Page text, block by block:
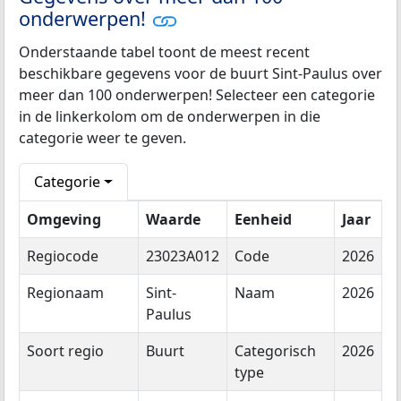
onderwerpen!
Onderstaande tabel toont de meest recent
beschikbare gegevens voor de buurt Sint-Paulus over
meer dan 100 onderwerpen! Selecteer een categorie
in de linkerkolom om de onderwerpen in die
categorie weer te geven.
Categorie
Omgeving
Waarde Eenheid
Jaar
Regiocode
23023A012 Code
2026
Regionaam
Sint-
Paulus
Naam 2026
Soort regio Buurt
Categorisch
type
2026